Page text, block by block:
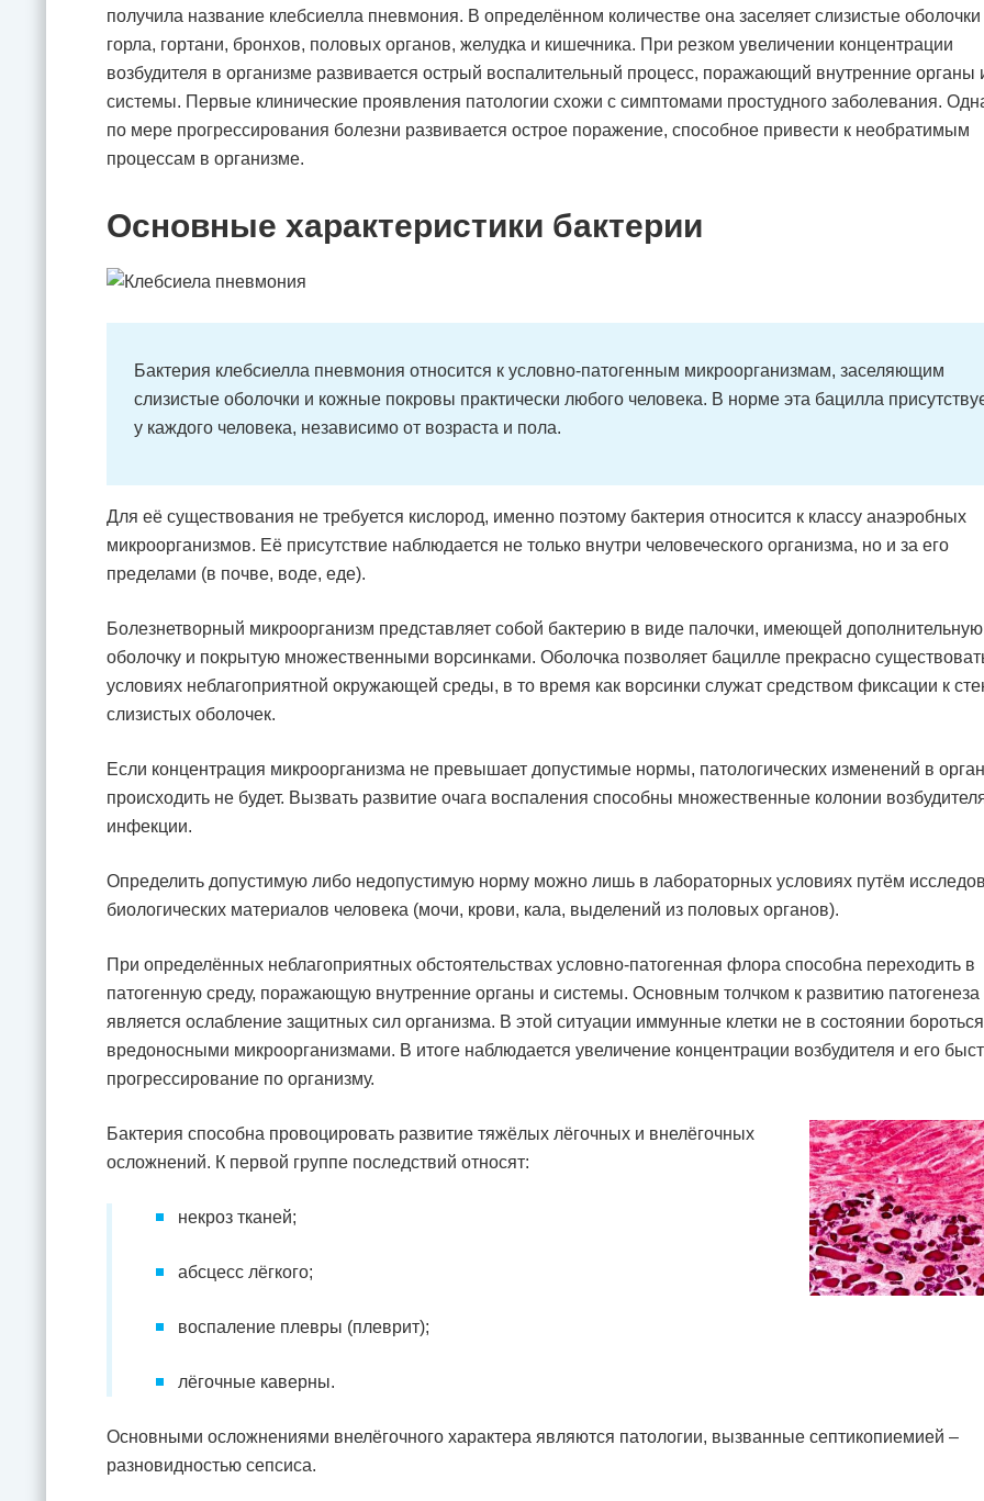
получила название клебсиелла пневмония. В определённом количестве она заселяет слизистые оболочки
горла, гортани, бронхов, половых органов, желудка и кишечника. При резком увеличении концентрации
возбудителя в организме развивается острый воспалительный процесс, поражающий внутренние органы
системы. Первые клинические проявления патологии схожи с симптомами простудного заболевания.
по мере прогрессирования болезни развивается острое поражение, способное привести к необратимым
процессам в организме.
Основные характеристики бактерии
Бактерия клебсиелла пневмония относится к условно-патогенным микроорганизмам, заселяющим
слизистые оболочки и кожные покровы практически любого человека. В норме эта бацилла
у каждого человека, независимо от возраста и пола.
Для её существования не требуется кислород, именно поэтому бактерия относится к классу анаэробных
микроорганизмов. Её присутствие наблюдается не только внутри человеческого организма, но и за его
пределами (в почве, воде, еде).
Болезнетворный микроорганизм представляет собой бактерию в виде палочки, имеющей дополнительную
оболочку и покрытую множественными ворсинками. Оболочка позволяет бацилле прекрасно
условиях неблагоприятной окружающей среды, в то время как ворсинки служат средством фиксации к
слизистых оболочек.
Если концентрация микроорганизма не превышает допустимые нормы, патологических изменений в
происходить не будет. Вызвать развитие очага воспаления способны множественные колонии
инфекции.
Определить допустимую либо недопустимую норму можно лишь в лабораторных условиях путём
биологических материалов человека (мочи, крови, кала, выделений из половых органов).
При определённых неблагоприятных обстоятельствах условно-патогенная флора способна переходить в
патогенную среду, поражающую внутренние органы и системы. Основным толчком к развитию патогенеза
является ослабление защитных сил организма. В этой ситуации иммунные клетки не в состоянии
вредоносными микроорганизмами. В итоге наблюдается увеличение концентрации возбудителя и его
прогрессирование по организму.
Бактерия способна провоцировать развитие тяжёлых лёгочных и внелёгочных
осложнений. К первой группе последствий относят:
некроз тканей;
абсцесс лёгкого;
воспаление плевры (плеврит);
лёгочные каверны.
Основными осложнениями внелёгочного характера являются патологии, вызванные септикопиемией –
разновидностью сепсиса.